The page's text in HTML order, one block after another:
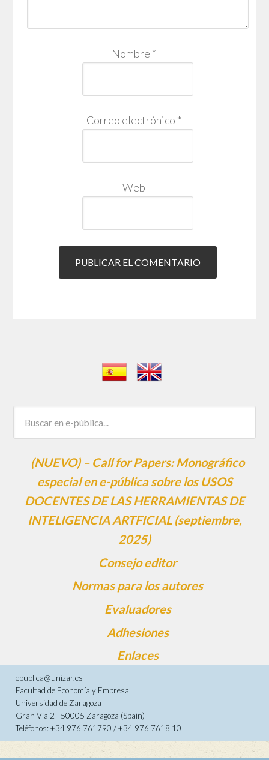
Nombre *
Correo electrónico *
Web
(NUEVO) – Call for Papers: Monográfico
especial en e-pública sobre los USOS
DOCENTES DE LAS HERRAMIENTAS DE
INTELIGENCIA ARTFICIAL (septiembre,
2025)
Consejo editor
Normas para los autores
Evaluadores
Adhesiones
Enlaces
epublica@unizar.es
Facultad de Economía y Empresa
Universidad de Zaragoza
Gran Vía 2 - 50005 Zaragoza (Spain)
Teléfonos: +34 976 761790 / +34 976 7618 10